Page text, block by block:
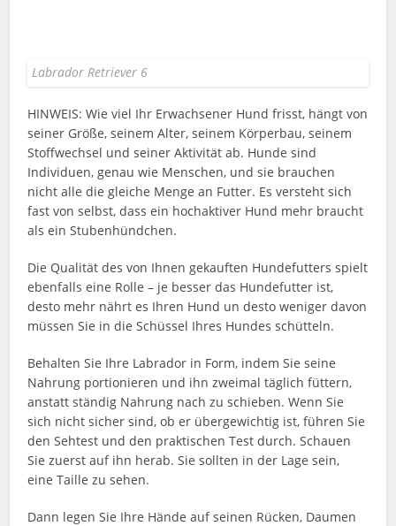
Labrador Retriever 6
HINWEIS: Wie viel Ihr Erwachsener Hund frisst, hängt von
seiner Größe, seinem Alter, seinem Körperbau, seinem
Stoffwechsel und seiner Aktivität ab. Hunde sind
Individuen, genau wie Menschen, und sie brauchen
nicht alle die gleiche Menge an Futter. Es versteht sich
fast von selbst, dass ein hochaktiver Hund mehr braucht
als ein Stubenhündchen.
Die Qualität des von Ihnen gekauften Hundefutters spielt
ebenfalls eine Rolle – je besser das Hundefutter ist,
desto mehr nährt es Ihren Hund un desto weniger davon
müssen Sie in die Schüssel Ihres Hundes schütteln.
Behalten Sie Ihre Labrador in Form, indem Sie seine
Nahrung portionieren und ihn zweimal täglich füttern,
anstatt ständig Nahrung nach zu schieben. Wenn Sie
sich nicht sicher sind, ob er übergewichtig ist, führen Sie
den Sehtest und den praktischen Test durch. Schauen
Sie zuerst auf ihn herab. Sie sollten in der Lage sein,
eine Taille zu sehen.
Dann legen Sie Ihre Hände auf seinen Rücken, Daumen